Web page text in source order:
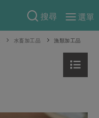
搜尋
選單
水畜加工品 漁類加工品